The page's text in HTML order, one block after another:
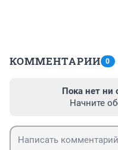
КОММЕНТАРИИ 0
Пока нет ни
Начните